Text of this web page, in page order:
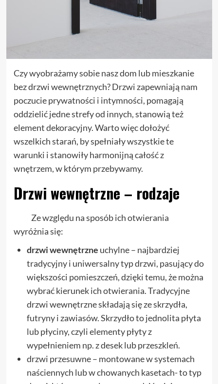
Czy wyobrażamy sobie nasz dom lub mieszkanie
bez drzwi wewnętrznych? Drzwi zapewniają nam
poczucie prywatności i intymności, pomagają
oddzielić jedne strefy od innych, stanowią też
element dekoracyjny. Warto więc dołożyć
wszelkich starań, by spełniały wszystkie te
warunki i stanowiły harmonijną całość z
wnętrzem, w którym przebywamy.
Drzwi wewnętrzne – rodzaje
Ze względu na sposób ich otwierania
wyróżnia się:
drzwi wewnętrzne uchylne – najbardziej
tradycyjny i uniwersalny typ drzwi, pasujący do
większości pomieszczeń, dzięki temu, że można
wybrać kierunek ich otwierania. Tradycyjne
drzwi wewnętrzne składają się ze skrzydła,
futryny i zawiasów. Skrzydło to jednolita płyta
lub płyciny, czyli elementy płyty z
wypełnieniem np. z desek lub przeszkleń.
drzwi przesuwne – montowane w systemach
naściennych lub w chowanych kasetach- to typ